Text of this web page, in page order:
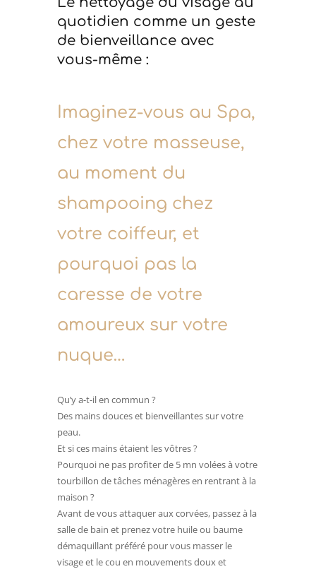
quotidien comme un geste
de bienveillance avec
vous-même :
Imaginez-vous au Spa,
chez votre masseuse,
au moment du
shampooing chez
votre coiffeur, et
pourquoi pas la
caresse de votre
amoureux sur votre
nuque…
Qu’y a-t-il en commun ?
Des mains douces et bienveillantes sur votre
peau.
Et si ces mains étaient les vôtres ?
Pourquoi ne pas profiter de 5 mn volées à votre
tourbillon de tâches ménagères en rentrant à la
maison ?
Avant de vous attaquer aux corvées, passez à la
salle de bain et prenez votre huile ou baume
démaquillant préféré pour vous masser le
visage et le cou en mouvements doux et